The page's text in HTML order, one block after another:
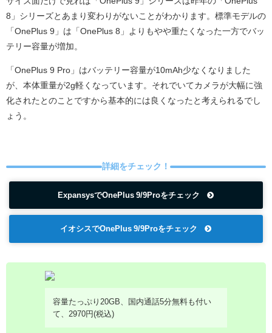
8」シリーズとあまり変わりがないことがわかります。標準モデルの
「OnePlus 9」は「OnePlus 8」よりもやや重たくなった一方でバッ
テリー容量が増加。
「OnePlus 9 Pro」はバッテリー容量が10mAh少なくなりました
が、本体重量が2g軽くなっています。それでいてカメラが大幅に強
化されたとのことですから基本的には良くなったと考えられるでし
ょう。
詳細をチェック！
ExpansysでOnePlus 9/9Proをチェック
イオシスでOnePlus 9/9Proをチェック
容量たっぷり20GB、国内通話5分無料も付い
て、2970円(税込)